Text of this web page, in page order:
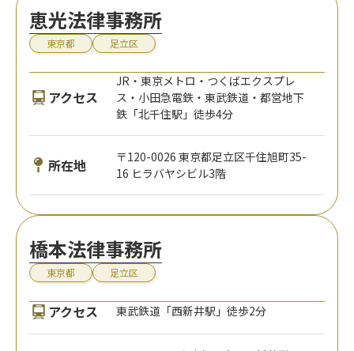
恵光法律事務所
東京都 足立区
アクセス
JR・東京メトロ・つくばエクスプレ
ス・小田急電鉄・東武鉄道・都営地下
鉄「北千住駅」徒歩4分
所在地
〒120-0026 東京都足立区千住旭町35-
16 ヒラバヤシビル3階
橋本法律事務所
東京都 足立区
アクセス 東武鉄道「西新井駅」徒歩2分